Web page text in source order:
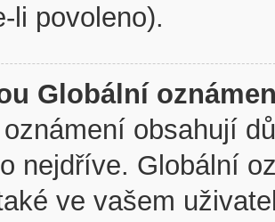
li povoleno).
Globální
obsahují
nejdříve. Globální
ve vašem